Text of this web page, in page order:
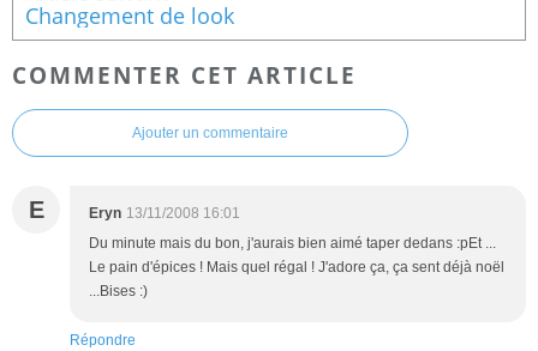
Changement de look
COMMENTER CET ARTICLE
Ajouter un commentaire
E Eryn 13/11/2008 16:01
Du minute mais du bon, j'aurais bien aimé taper dedans :pEt ...
Le pain d'épices ! Mais quel régal ! J'adore ça, ça sent déjà noël
...Bises :)
Répondre